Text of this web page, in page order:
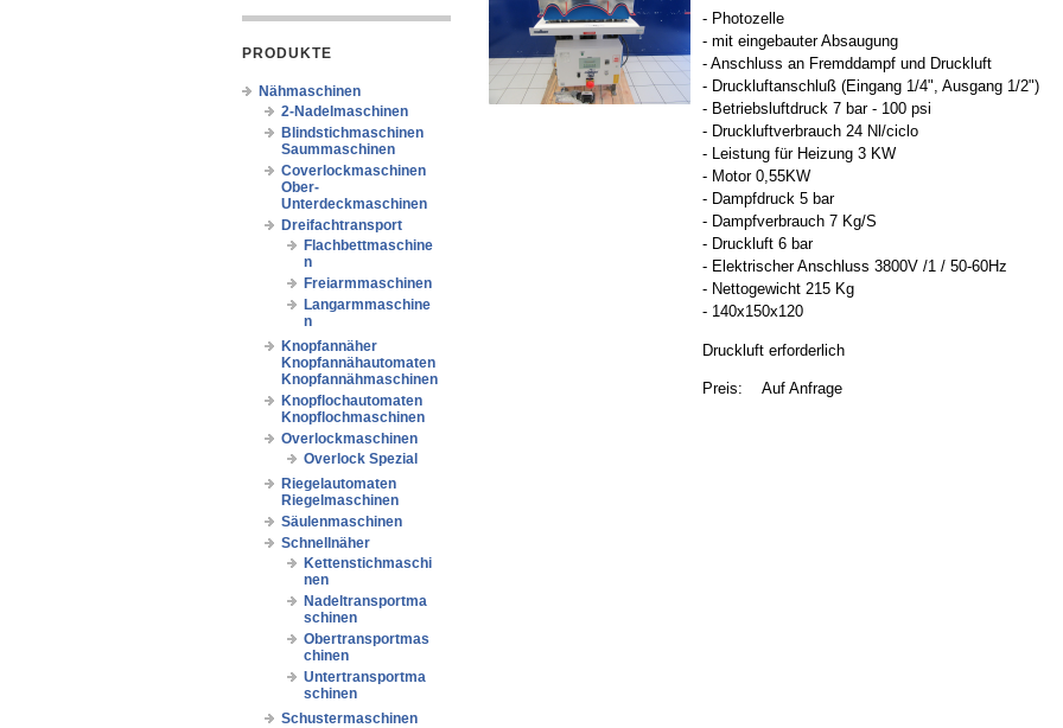
PRODUKTE
Nähmaschinen
2-Nadelmaschinen
Blindstichmaschinen
Saummaschinen
Coverlockmaschinen
Ober-
Unterdeckmaschinen
Dreifachtransport
Flachbettmaschine
n
Freiarmmaschinen
Langarmmaschine
n
Knopfannäher
Knopfannähautomaten
Knopfannähmaschinen
Knopflochautomaten
Knopflochmaschinen
Overlockmaschinen
Overlock Spezial
Riegelautomaten
Riegelmaschinen
Säulenmaschinen
Schnellnäher
Kettenstichmaschi
nen
Nadeltransportma
schinen
Obertransportmas
chinen
Untertransportma
schinen
Schustermaschinen
- Photozelle
- mit eingebauter Absaugung
- Anschluss an Fremddampf und Druckluft
- Druckluftanschluß (Eingang 1/4", Ausgang 1/2")
- Betriebsluftdruck 7 bar - 100 psi
- Druckluftverbrauch 24 Nl/ciclo
- Leistung für Heizung 3 KW
- Motor 0,55KW
- Dampfdruck 5 bar
- Dampfverbrauch 7 Kg/S
- Druckluft 6 bar
- Elektrischer Anschluss 3800V /1 / 50-60Hz
- Nettogewicht 215 Kg
- 140x150x120
Druckluft erforderlich
Auf Anfrage
Preis: